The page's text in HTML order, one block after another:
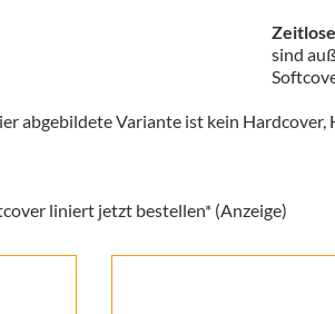
sind
abgebildete Variante ist kein
liniert jetzt bestellen* (Anzeige)